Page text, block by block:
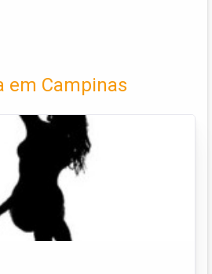
em Campinas